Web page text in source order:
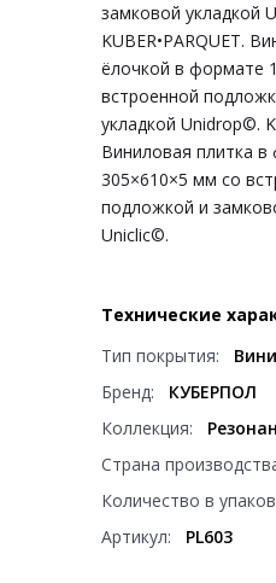
замковой укладкой
KUBER•PARQUET.
ёлочкой в формате
встроенной
укладкой Unidrop©.
Виниловая плитка
305×610×5 мм со
подложкой и
Uniclic©.
Технические
Тип покрытия:
Бренд:
КУБЕРПОЛ
Коллекция:
Страна
Количество в
Артикул:
PL603